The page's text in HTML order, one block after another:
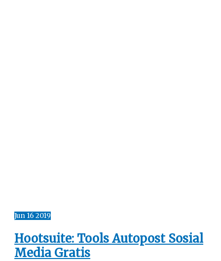
Jun 16 2019
Hootsuite: Tools Autopost Sosial
Media Gratis